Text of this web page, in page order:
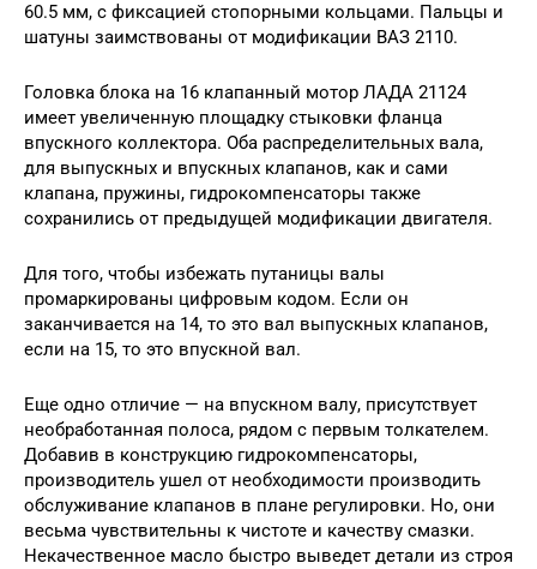
60.5 мм, с фиксацией стопорными кольцами. Пальцы и
шатуны заимствованы от модификации ВАЗ 2110.
Головка блока на 16 клапанный мотор ЛАДА 21124
имеет увеличенную площадку стыковки фланца
впускного коллектора. Оба распределительных вала,
для выпускных и впускных клапанов, как и сами
клапана, пружины, гидрокомпенсаторы также
сохранились от предыдущей модификации двигателя.
Для того, чтобы избежать путаницы валы
промаркированы цифровым кодом. Если он
заканчивается на 14, то это вал выпускных клапанов,
если на 15, то это впускной вал.
Еще одно отличие — на впускном валу, присутствует
необработанная полоса, рядом с первым толкателем.
Добавив в конструкцию гидрокомпенсаторы,
производитель ушел от необходимости производить
обслуживание клапанов в плане регулировки. Но, они
весьма чувствительны к чистоте и качеству смазки.
Некачественное масло быстро выведет детали из строя